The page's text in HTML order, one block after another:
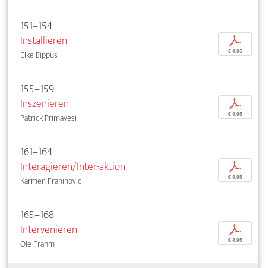
151–154
Installieren
Elke Bippus
p
€ 4,95
155–159
Inszenieren
Patrick Primavesi
p
€ 4,95
161–164
Interagieren/Inter-aktion
Karmen Franinovic
p
€ 4,95
165–168
Intervenieren
Ole Frahm
p
€ 4,95